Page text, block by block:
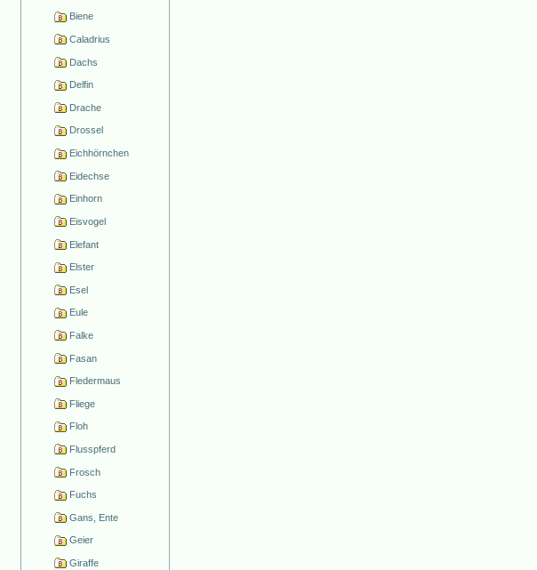
Biene
Caladrius
Dachs
Delfin
Drache
Drossel
Eichhörnchen
Eidechse
Einhorn
Eisvogel
Elefant
Elster
Esel
Eule
Falke
Fasan
Fledermaus
Fliege
Floh
Flusspferd
Frosch
Fuchs
Gans, Ente
Geier
Giraffe